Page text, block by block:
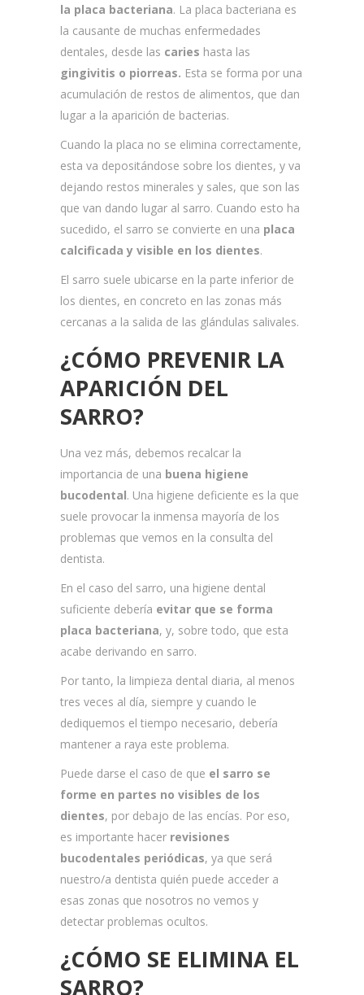
la placa bacteriana. La placa bacteriana es
la causante de muchas enfermedades
dentales, desde las caries hasta las
gingivitis o piorreas. Esta se forma por una
acumulación de restos de alimentos, que dan
lugar a la aparición de bacterias.
Cuando la placa no se elimina correctamente,
esta va depositándose sobre los dientes, y va
dejando restos minerales y sales, que son las
que van dando lugar al sarro. Cuando esto ha
sucedido, el sarro se convierte en una placa
calcificada y visible en los dientes.
El sarro suele ubicarse en la parte inferior de
los dientes, en concreto en las zonas más
cercanas a la salida de las glándulas salivales.
¿CÓMO PREVENIR LA
APARICIÓN DEL
SARRO?
Una vez más, debemos recalcar la
importancia de una buena higiene
bucodental. Una higiene deficiente es la que
suele provocar la inmensa mayoría de los
problemas que vemos en la consulta del
dentista.
En el caso del sarro, una higiene dental
suficiente debería evitar que se forma
placa bacteriana, y, sobre todo, que esta
acabe derivando en sarro.
Por tanto, la limpieza dental diaria, al menos
tres veces al día, siempre y cuando le
dediquemos el tiempo necesario, debería
mantener a raya este problema.
Puede darse el caso de que el sarro se
forme en partes no visibles de los
dientes, por debajo de las encías. Por eso,
es importante hacer revisiones
bucodentales periódicas, ya que será
nuestro/a dentista quién puede acceder a
esas zonas que nosotros no vemos y
detectar problemas ocultos.
¿CÓMO SE ELIMINA EL
SARRO?